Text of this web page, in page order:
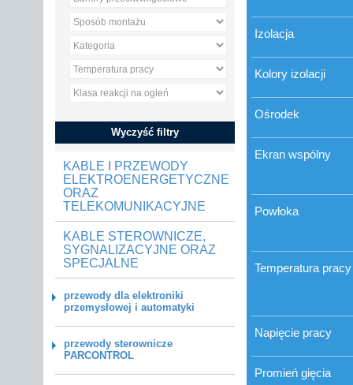
Wyczyść filtry
KABLE I PRZEWODY
ELEKTROENERGETYCZNE
ORAZ
TELEKOMUNIKACYJNE
KABLE STEROWNICZE,
SYGNALIZACYJNE ORAZ
SPECJALNE
przewody dla elektroniki
przemysłowej i automatyki
przewody sterownicze
PARCONTROL
Izolacja
Kolory izolacji
Ośrodek
Ekran wspólny
Powłoka
Temperatura pracy
Napięcie pracy
Promień gięcia